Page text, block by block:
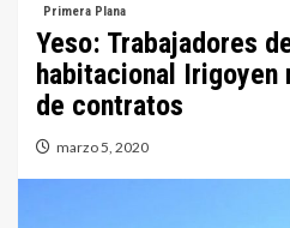
Primera Plana
Yeso: Trabajadores
habitacional Irigoyen
de contratos
marzo 5, 2020